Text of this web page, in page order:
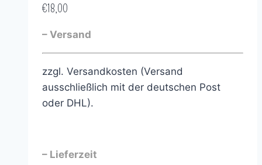
€18,00
– Versand
zzgl. Versandkosten (Versand
ausschließlich mit der deutschen Post
oder DHL).
– Lieferzeit